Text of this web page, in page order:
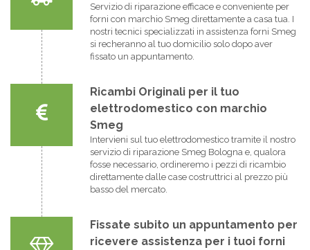
Servizio di riparazione efficace e conveniente per
forni con marchio Smeg direttamente a casa tua. I
nostri tecnici specializzati in assistenza forni Smeg
si recheranno al tuo domicilio solo dopo aver
fissato un appuntamento.
Ricambi Originali per il tuo
elettrodomestico con marchio
Smeg
Intervieni sul tuo elettrodomestico tramite il nostro
servizio di riparazione Smeg Bologna e, qualora
fosse necessario, ordineremo i pezzi di ricambio
direttamente dalle case costruttrici al prezzo più
basso del mercato.
Fissate subito un appuntamento per
ricevere assistenza per i tuoi forni